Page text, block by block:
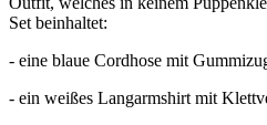
Set beinhaltet:
- eine blaue Cordhose mit
- ein weißes Langarmshirt mit